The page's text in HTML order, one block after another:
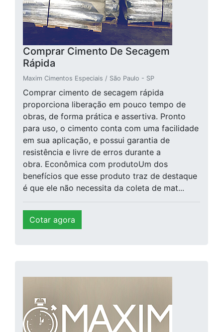
Comprar Cimento De Secagem
Rápida
Maxim Cimentos Especiais / São Paulo - SP
Comprar cimento de secagem rápida
proporciona liberação em pouco tempo de
obras, de forma prática e assertiva. Pronto
para uso, o cimento conta com uma facilidade
em sua aplicação, e possui garantia de
resistência e livre de erros durante a
obra. Econômica com produtoUm dos
benefícios que esse produto traz de destaque
é que ele não necessita da coleta de mat...
Cotar agora